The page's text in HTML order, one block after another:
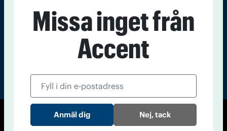
© Tidningen Accent 2026
Missa inget från
Accent
Nej, tack